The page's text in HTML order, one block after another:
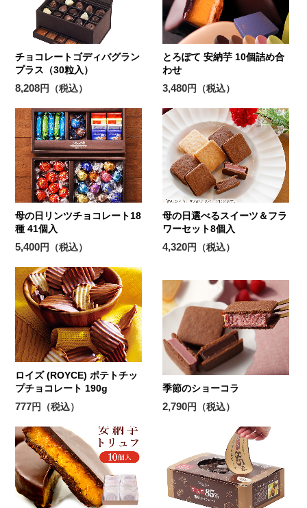
チョコレートゴディバグラン
プラス（30粒入）
8,208円（税込）
とろぽて 安納芋 10個詰め合
わせ
3,480円（税込）
母の日リンツチョコレート18
種 41個入
5,400円（税込）
母の日選べるスイーツ＆フラ
ワーセット8個入
4,320円（税込）
ロイズ (ROYCE) ポテトチッ
プチョコレート 190g
777円（税込）
季節のショーコラ
2,790円（税込）